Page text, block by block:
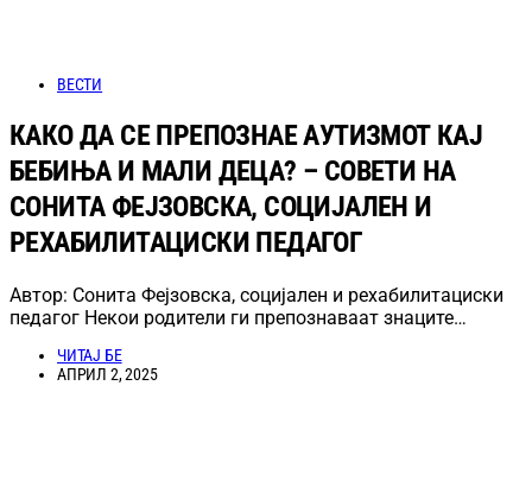
ВЕСТИ
КАКО ДА СЕ ПРЕПОЗНАЕ АУТИЗМОТ КАЈ
БЕБИЊА И МАЛИ ДЕЦА? – СОВЕТИ НА
СОНИТА ФЕЈЗОВСКА, СОЦИЈАЛЕН И
РЕХАБИЛИТАЦИСКИ ПЕДАГОГ
Автор: Сонита Фејзовска, социјален и рехабилитациски
педагог Некои родители ги препознаваат знаците…
ЧИТАЈ БЕ
АПРИЛ 2, 2025